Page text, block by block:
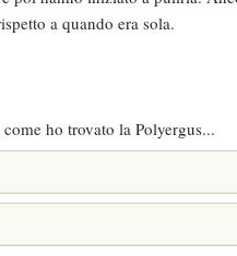
a quando era sola.
ho trovato la Polyergus...